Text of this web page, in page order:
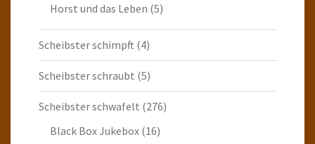
Horst und das Leben (5)
Scheibster schimpft (4)
Scheibster schraubt (5)
Scheibster schwafelt (276)
Black Box Jukebox (16)